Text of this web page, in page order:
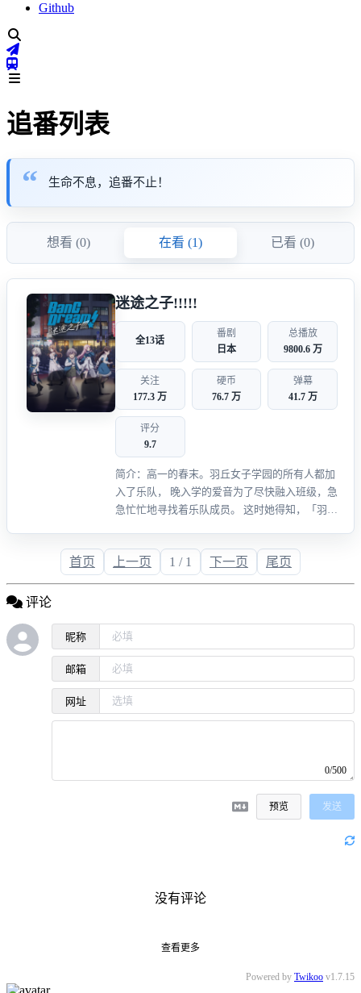
Github
追番列表
生命不息，追番不止！
想看 (0) 在看 (1) 已看 (0)
迷途之子!!!!!
全13话
番剧
日本
总播放
9800.6 万
关注
177.3 万
硬币
76.7 万
弹幕
41.7 万
评分
9.7
简介：高一的春末。羽丘女子学园的所有人都加
入了乐队， 晚入学的爱音为了尽快融入班级，急
急忙忙地寻找着乐队成员。 这时她得知，「羽丘
首页 上一页 1 / 1 下一页 尾页
评论
昵称
邮箱
网址
0/500
预览 发送
没有评论
查看更多
Powered by Twikoo v1.7.15